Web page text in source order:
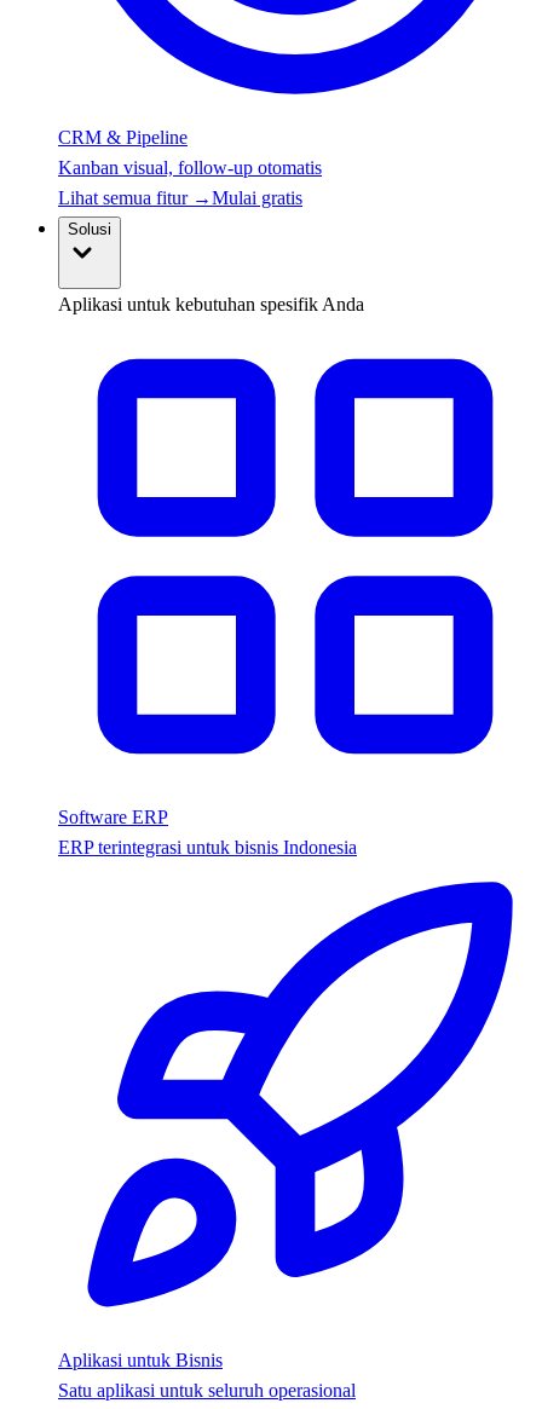
CRM & Pipeline
Kanban visual, follow-up otomatis
Lihat semua fitur→Mulai gratis
Solusi
Aplikasi untuk kebutuhan spesifik Anda
Software ERP
ERP terintegrasi untuk bisnis Indonesia
Aplikasi untuk Bisnis
Satu aplikasi untuk seluruh operasional